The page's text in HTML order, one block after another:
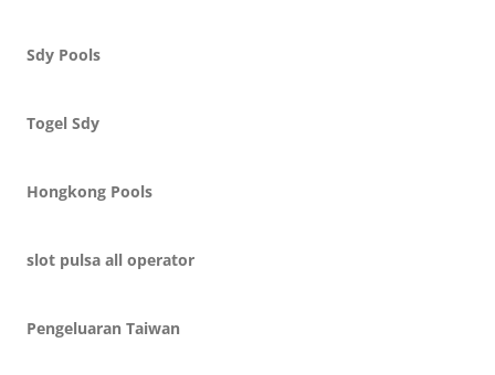
Sdy Pools
Togel Sdy
Hongkong Pools
slot pulsa all operator
Pengeluaran Taiwan